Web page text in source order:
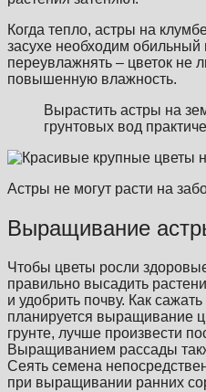
Когда тепло, астры на
засухе необходим обильный
переувлажнять – цветок не
повышенную влажность.
Вырастить астры на
грунтовых вод
Астры не могут расти на
Выращивание
Чтобы цветы росли
правильно высадить
и удобрить почву. Как
планируется выращивание
грунте, лучше произвести
Выращиванием рассады
Сеять семена
при выращивании ранних